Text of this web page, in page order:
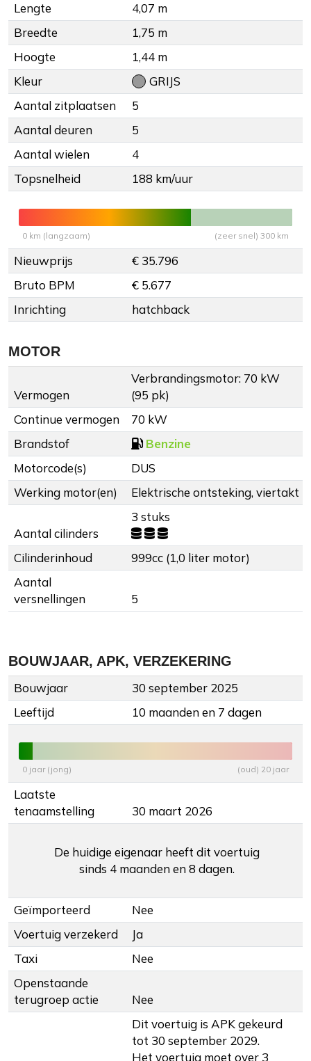
Lengte
4,07 m
Breedte
1,75 m
Hoogte
1,44 m
Kleur
GRIJS
Aantal zitplaatsen
5
Aantal deuren
5
Aantal wielen
4
Topsnelheid
188 km/uur
0 km (langzaam) (zeer snel) 300 km
Nieuwprijs
€ 35.796
Bruto BPM
€ 5.677
Inrichting
hatchback
MOTOR
Vermogen
Verbrandingsmotor: 70 kW
(95 pk)
Continue vermogen
70 kW
Brandstof
Benzine
Motorcode(s)
DUS
Werking motor(en)
Elektrische ontsteking, viertakt
Aantal cilinders
3 stuks
Cilinderinhoud
999cc (1,0 liter motor)
Aantal
versnellingen
5
BOUWJAAR, APK, VERZEKERING
Bouwjaar
30 september 2025
Leeftijd
10 maanden en 7 dagen
0 jaar (jong) (oud) 20 jaar
Laatste
tenaamstelling
30 maart 2026
De huidige eigenaar heeft dit voertuig
sinds 4 maanden en 8 dagen.
Geïmporteerd
Nee
Voertuig verzekerd
Ja
Taxi
Nee
Openstaande
terugroep actie
Nee
Dit voertuig is APK gekeurd
tot 30 september 2029.
Het voertuig moet over 3